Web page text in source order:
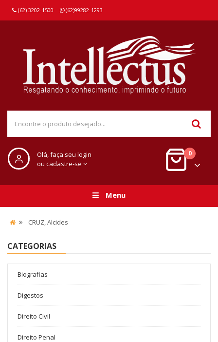
(62) 3202-1500 (62)99282-1293
Olá, faça seu login
ou cadastre-se
0
Menu
CRUZ, Alcides
CATEGORIAS
Biografias
Digestos
Direito Civil
Direito Penal